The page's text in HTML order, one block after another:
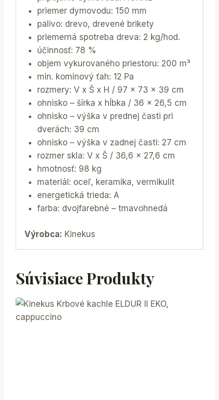
priemer dymovodu: 150 mm
palivo: drevo, drevené brikety
priemerná spotreba dreva: 2 kg/hod.
účinnosť: 78 %
objem vykurovaného priestoru: 200 m³
min. komínový ťah: 12 Pa
rozmery: V x Š x H / 97 x 73 x 39 cm
ohnisko – šírka x hĺbka / 36 x 26,5 cm
ohnisko – výška v prednej časti pri
dverách: 39 cm
ohnisko – výška v zadnej časti: 27 cm
rozmer skla: V x Š / 36,6 x 27,6 cm
hmotnosť: 98 kg
materiál: oceľ, keramika, vermikulit
energetická trieda: A
farba: dvojfarebné – tmavohnedá
Výrobca: Kinekus
Súvisiace Produkty